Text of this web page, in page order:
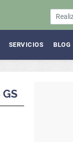
SERVICIOS BLOG